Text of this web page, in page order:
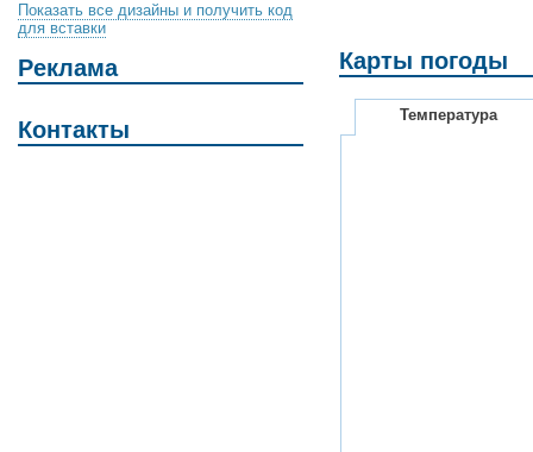
Показать все дизайны и получить код
для вставки
Реклама
Контакты
Карты погоды
Температура